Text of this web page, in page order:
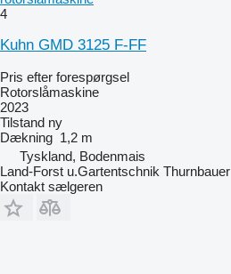
4
Kuhn GMD 3125 F-FF
Pris efter forespørgsel
Rotorslåmaskine
2023
Tilstand ny
Dækning 1,2 m
Tyskland, Bodenmais
Land-Forst u.Gartentschnik Thurnbauer
Kontakt sælgeren